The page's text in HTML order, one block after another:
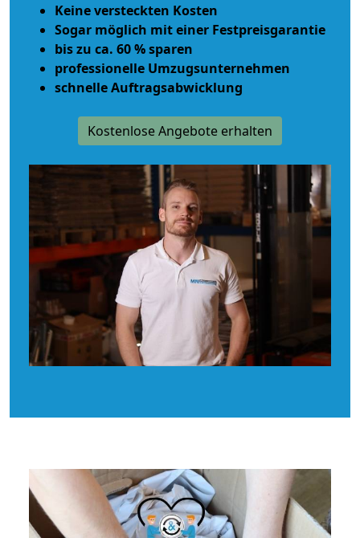
Keine versteckten Kosten
Sogar möglich mit einer Festpreisgarantie
bis zu ca. 60 % sparen
professionelle Umzugsunternehmen
schnelle Auftragsabwicklung
Kostenlose Angebote erhalten